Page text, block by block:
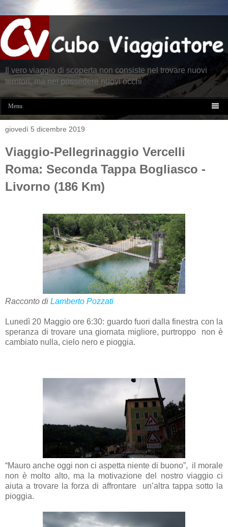
Il vero viaggio di scoperta non consiste nel trovare nuovi
territori, ma nel possedere nuovi occhi
Menu 
giovedì 5 dicembre 2019
Viaggio-Pellegrinaggio Vercelli
Roma: Seconda Tappa Bogliasco -
Livorno (186 Km)
Racconto di Lamberto Pozzati
Lunedì 20 Maggio ore 6:30: guardo fuori dalla finestra con la
speranza di trovare una giornata migliore, purtroppo non è
cambiato nulla, cielo nero e pioggia.
“Mauro anche oggi non ci aspetta niente di buono”, il morale
non è molto alto, ma la motivazione del nostro viaggio ci
aiuta a trovare la forza di affrontare un’altra tappa sotto la
pioggia.